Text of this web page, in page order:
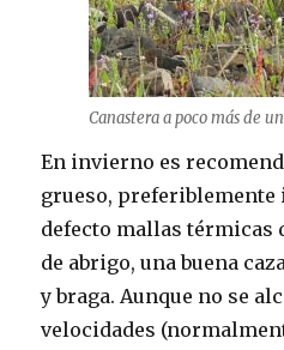
Canastera a poco más de
En invierno es
grueso, preferiblemente
defecto mallas térmicas
de abrigo, una buena
y braga. Aunque no se
velocidades